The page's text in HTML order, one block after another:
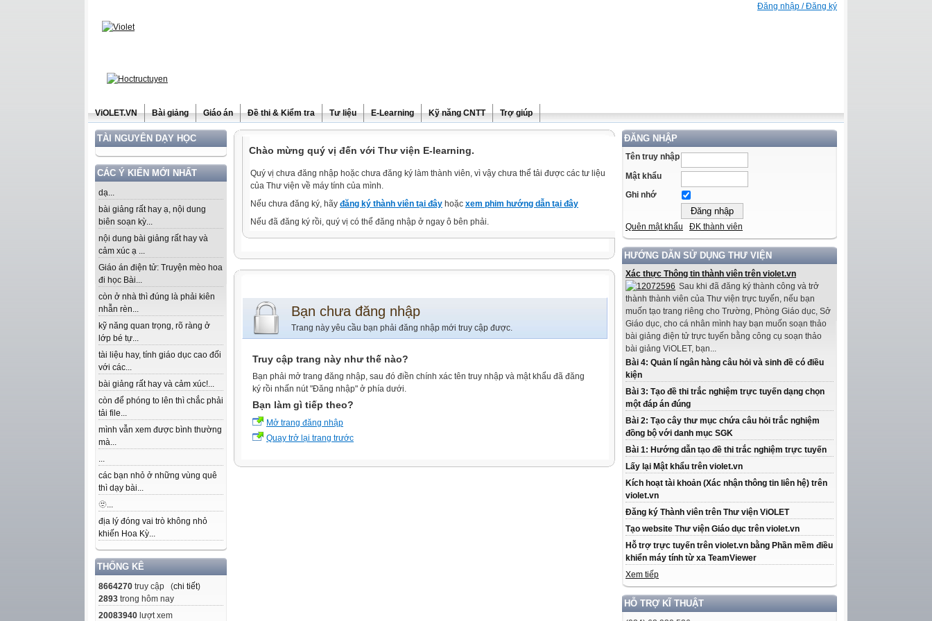
Đăng nhập / Đăng ký
ViOLET.VN Bài giảng Giáo án Đề thi & Kiểm tra Tư liệu E-Learning Kỹ năng CNTT Trợ giúp
TÀI NGUYÊN DẠY HỌC
CÁC Ý KIẾN MỚI NHẤT
dạ...
bài giảng rất hay ạ, nội dung
biên soạn kỳ...
nội dung bài giảng rất hay và
cảm xúc ạ ...
Giáo án điện tử: Truyện mèo hoa
đi học Bài...
còn ở nhà thì đúng là phải kiên
nhẫn rèn...
kỹ năng quan trọng, rõ ràng ở
lớp bé tự...
tài liệu hay, tính giáo dục cao đối
với các...
bài giảng rất hay và cảm xúc!...
còn để phóng to lên thì chắc phải
tải file...
mình vẫn xem được bình thường
mà...
...
các bạn nhỏ ở những vùng quê
thì dạy bài...
🫥...
địa lý đóng vai trò không nhỏ
khiến Hoa Kỳ...
THỐNG KÊ
8664270 truy cập (chi tiết)
2893 trong hôm nay
20083940 lượt xem
ĐĂNG NHẬP
Tên truy nhập
Mật khẩu
Ghi nhớ
Quên mật khẩu ĐK thành viên
HƯỚNG DẪN SỬ DỤNG THƯ VIỆN
Xác thực Thông tin thành viên trên violet.vn
Sau khi đã đăng ký thành công và trở
thành thành viên của Thư viện trực tuyến, nếu bạn
muốn tạo trang riêng cho Trường, Phòng Giáo dục, Sở
Giáo dục, cho cá nhân mình hay bạn muốn soạn thảo
bài giảng điện tử trực tuyến bằng công cụ soạn thảo
bài giảng ViOLET, bạn...
Bài 4: Quản lí ngân hàng câu hỏi và sinh đề có điều
kiện
Bài 3: Tạo đề thi trắc nghiệm trực tuyến dạng chọn
một đáp án đúng
Bài 2: Tạo cây thư mục chứa câu hỏi trắc nghiệm
đồng bộ với danh mục SGK
Bài 1: Hướng dẫn tạo đề thi trắc nghiệm trực tuyến
Lấy lại Mật khẩu trên violet.vn
Kích hoạt tài khoản (Xác nhận thông tin liên hệ) trên
violet.vn
Đăng ký Thành viên trên Thư viện ViOLET
Tạo website Thư viện Giáo dục trên violet.vn
Hỗ trợ trực tuyến trên violet.vn bằng Phần mềm điều
khiển máy tính từ xa TeamViewer
Xem tiếp
HỖ TRỢ KĨ THUẬT
Chào mừng quý vị đến với Thư viện E-learning.
Quý vị chưa đăng nhập hoặc chưa đăng ký làm thành viên, vì vậy chưa thể tải được các tư liệu
của Thư viện về máy tính của mình.
Nếu chưa đăng ký, hãy đăng ký thành viên tại đây hoặc xem phim hướng dẫn tại đây
Nếu đã đăng ký rồi, quý vị có thể đăng nhập ở ngay ô bên phải.
Bạn chưa đăng nhập
Trang này yêu cầu bạn phải đăng nhập mới truy cập được.
Truy cập trang này như thế nào?
Bạn phải mở trang đăng nhập, sau đó điền chính xác tên truy nhập và mật khẩu đã đăng
ký rồi nhấn nút "Đăng nhập" ở phía dưới.
Bạn làm gì tiếp theo?
Mở trang đăng nhập
Quay trở lại trang trước